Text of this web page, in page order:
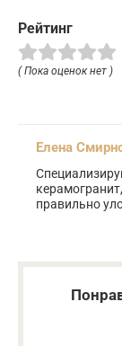
Рейтинг
( Пока оценок нет )
Елена
правильно